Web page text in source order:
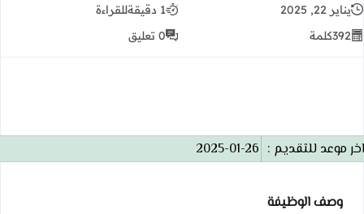
يناير 22, 2025
1 دقيقة
للقراءة
392كلمة 0 تعليق
اخر موعد للتقديم : 2025-01-26
وصف الوظيفة